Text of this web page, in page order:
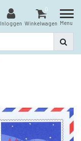
Inloggen
0
Winkelwagen Menu